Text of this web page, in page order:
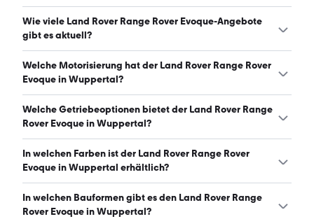
Ein guter Preis für einen Land Rover Range Rover Evoque
in Wuppertal liegt zwischen 18.882 € und 48.932 €.
Wie viele Land Rover Range Rover Evoque-Angebote
gibt es aktuell?
Es gibt insgesamt 38 Land Rover Range Rover Evoque bei
mobile.de, davon 38 Gebraucht- und 0 Neuwagen.
Welche Motorisierung hat der Land Rover Range Rover
Evoque in Wuppertal?
Der Land Rover Range Rover Evoque in Wuppertal hat
Leistungen zwischen 150 und 309 PS. (Stand: 7.8.2026)
Welche Getriebeoptionen bietet der Land Rover Range
Rover Evoque in Wuppertal?
Der Land Rover Range Rover Evoque in Wuppertal ist mit
automatischem und manuellem Getriebe erhältlich.
In welchen Farben ist der Land Rover Range Rover
Evoque in Wuppertal erhältlich?
Den Land Rover Range Rover Evoque in Wuppertal gibt es
in folgenden Farben: schwarz, weiß, grau, silber, blau und
In welchen Bauformen gibt es den Land Rover Range
Rover Evoque in Wuppertal?